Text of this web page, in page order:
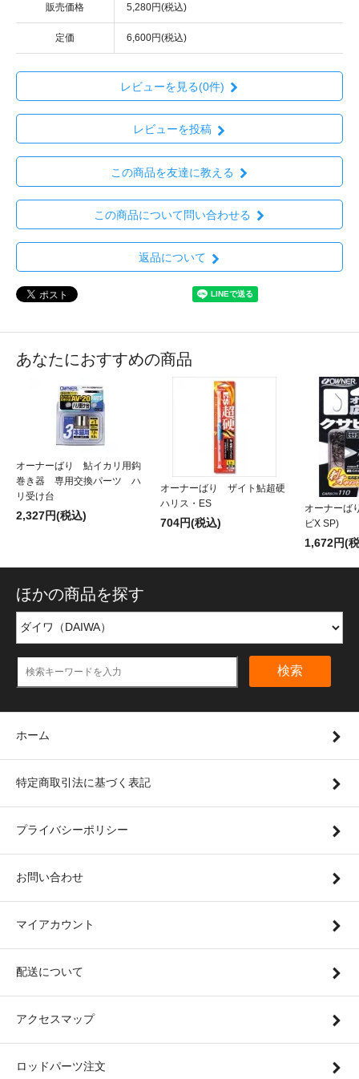
販売価格 5,280円(税込)
定価 6,600円(税込)
レビューを見る(0件)
レビューを投稿
この商品を友達に教える
この商品について問い合わせる
返品について
あなたにおすすめの商品
オーナーばり 鮎イカリ用鈎
巻き器 専用交換パーツ ハ
リ受け台
2,327円(税込)
オーナーばり ザイト鮎超硬
ハリス・ES
704円(税込)
オーナーば
ビX SP)
1,672円(
ほかの商品を探す
検索
ホーム
特定商取引法に基づく表記
プライバシーポリシー
お問い合わせ
マイアカウント
配送について
アクセスマップ
ロッドパーツ注文